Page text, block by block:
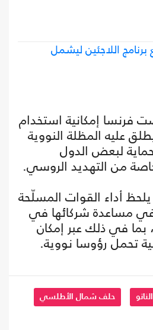
اللاجئين ليشمل
فرنسا إمكانية استخدام
عليه المظلة النووية
لبعض الدول
خاصة من التهديد الروسي.
أداء القوات المسلّحة
في مساعدة شركائها في
بما في ذلك عبر إمكان
تحمل رؤوسا نووية.
الناتو حلف شمال الأطلسي